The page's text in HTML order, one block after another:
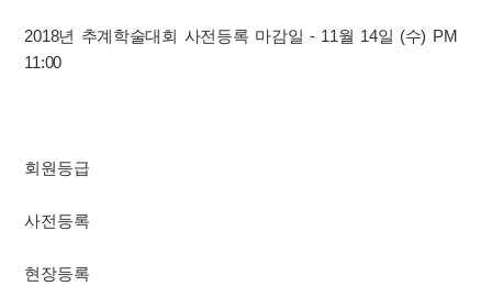
2018년 추계학술대회 사전등록 마감일 - 11월 14일 (수) PM
11:00
회원등급
사전등록
현장등록